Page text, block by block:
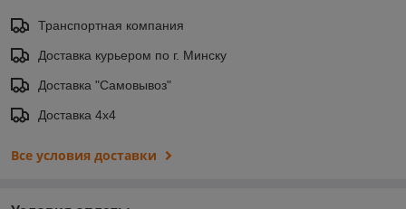
Транспортная компания
Доставка курьером по г. Минску
Доставка "Самовывоз"
Доставка 4х4
Все условия доставки